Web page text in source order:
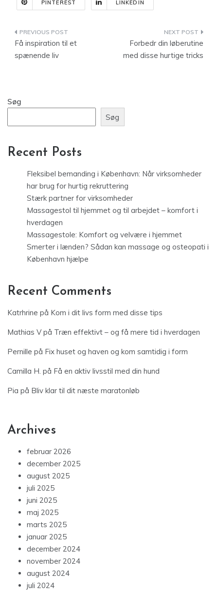
PINTEREST LINKEDIN
Indlægsnavigation
Få inspiration til et
spænende liv
Forbedr din løberutine
med disse hurtige tricks
Søg
Søg
Recent Posts
Fleksibel bemanding i København: Når virksomheder
har brug for hurtig rekruttering
Stærk partner for virksomheder
Massagestol til hjemmet og til arbejdet – komfort i
hverdagen
Massagestole: Komfort og velvære i hjemmet
Smerter i lænden? Sådan kan massage og osteopati i
København hjælpe
Recent Comments
Katrhrine på Kom i dit livs form med disse tips
Mathias Vpå Træn effektivt – og få mere tid i hverdagen
Pernille på Fix huset og haven og kom samtidig i form
Camilla H. på Få en aktiv livsstil med din hund
Pia på Bliv klar til dit næste maratonløb
Archives
februar 2026
december 2025
august 2025
juli 2025
juni 2025
maj 2025
marts 2025
januar 2025
december 2024
november 2024
august 2024
juli 2024